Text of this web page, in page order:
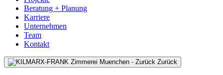
Beratung + Planung
Karriere
Unternehmen
Team
Kontakt
Zurück